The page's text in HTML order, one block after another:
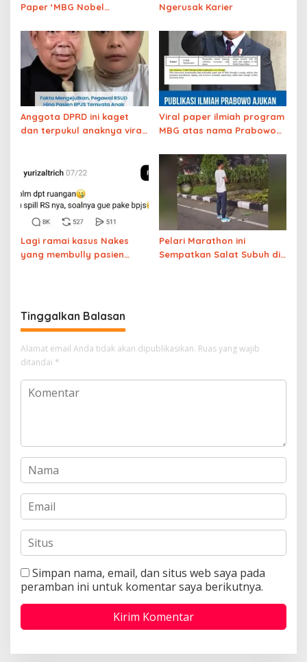
Paper ‘MBG Nobel
catut nama Prabowo, cuci
tangan?
Ngerusak Karier
Anggota DPRD ini kaget
dan terpukul anaknya viral
Viral paper ilmiah program
MBG atas nama Prabowo
Nobel Perdamaian 2026
Lagi ramai kasus Nakes
yang membully pasien
Pelari Marathon ini
Sempatkan Salat Subuh di
Tinggalkan Balasan
Alamat email Anda tidak akan dipublikasikan. Ruas yang wajib
ditandai *
Simpan nama, email, dan situs web saya pada
peramban ini untuk komentar saya berikutnya.